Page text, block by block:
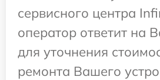
сервисного центра
оператор ответит на
для уточнения
ремонта Вашего